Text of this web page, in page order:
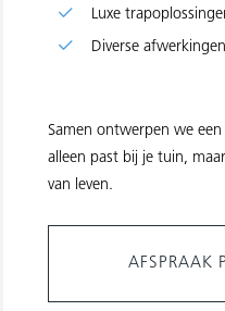
Luxe
Diverse
Samen ontwerpen we
alleen past bij je tuin,
van leven.
AFSPRAAK